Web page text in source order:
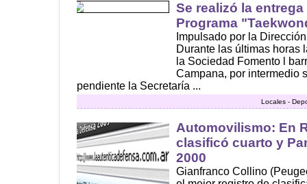
Se realizó la
Programa
Impulsado por la
Durante las últimas horas
la Sociedad Fomento l
Campana, por intermedio
pendiente la Secretaría ...
Locales -
Automovilismo: En
clasificó cuarto y
2000
Gianfranco Collino